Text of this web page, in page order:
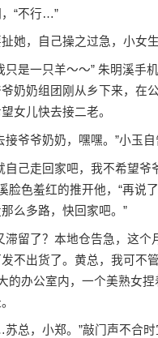
“不行…”
，自己操之过急，小女生
是一只羊～～” 朱明溪手
奶奶组团刚从乡下来，在
女儿快去接二老。
爷爷奶奶，嘿嘿。”小玉自
己走回家吧，我不希望爷
脸色羞红的推开他，“再说
么多路，快回家吧。”
留了？本地仓告急，这个
不出货了。黄总，我可不
的办公室内，一个美熟女捏
，小郑。”敲门声不合时